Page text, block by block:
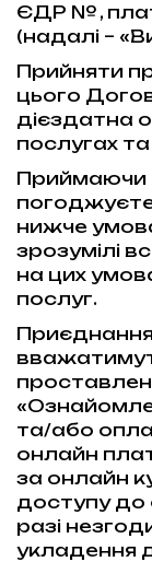
ЄДР № ,
(надалі –
Прийняти
цього
дієздатна
послугах та
Приймаючи
нижче
зрозумілі
на цих
послуг.
та/або
онлайн
за онлайн
доступу до
разі
укладення